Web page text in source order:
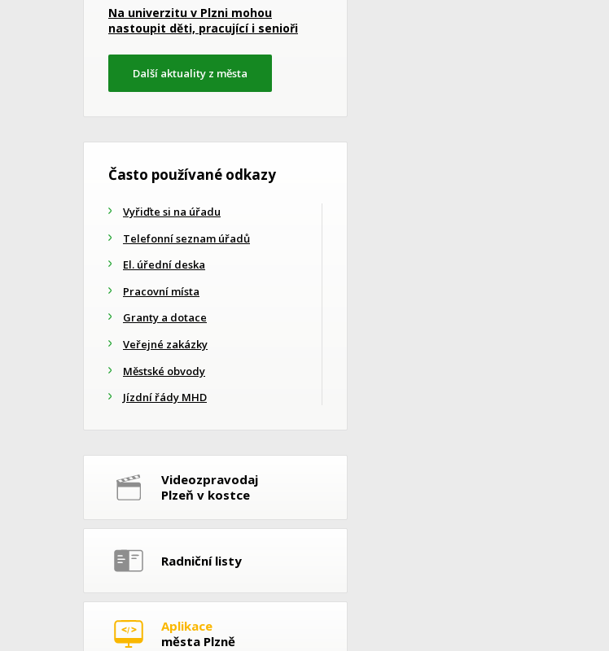
Na univerzitu v Plzni mohou
nastoupit děti, pracující i senioři
Další aktuality z města
Často používané odkazy
Vyřiďte si na úřadu
Telefonní seznam úřadů
El. úřední deska
Pracovní místa
Granty a dotace
Veřejné zakázky
Městské obvody
Jízdní řády MHD
Videozpravodaj
Plzeň v kostce
Radniční listy
Aplikace
města Plzně